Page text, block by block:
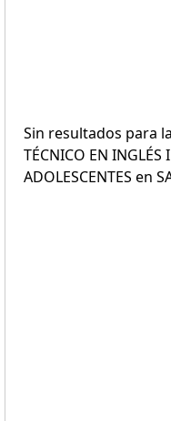
Sin resultados para
TÉCNICO EN INGLÉS
ADOLESCENTES en